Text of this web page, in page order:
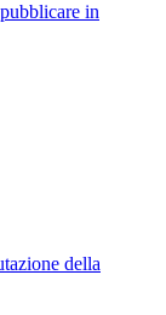
in
della